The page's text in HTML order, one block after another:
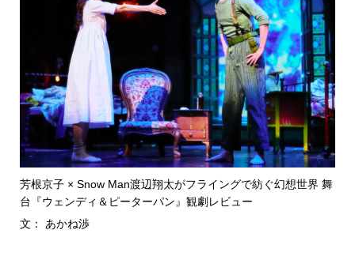
芳根京子 × Snow Man渡辺翔太がフライングで紡ぐ幻想世界 舞
台『ウェンディ＆ピーターパン』観劇レビュー
文： あかね渉